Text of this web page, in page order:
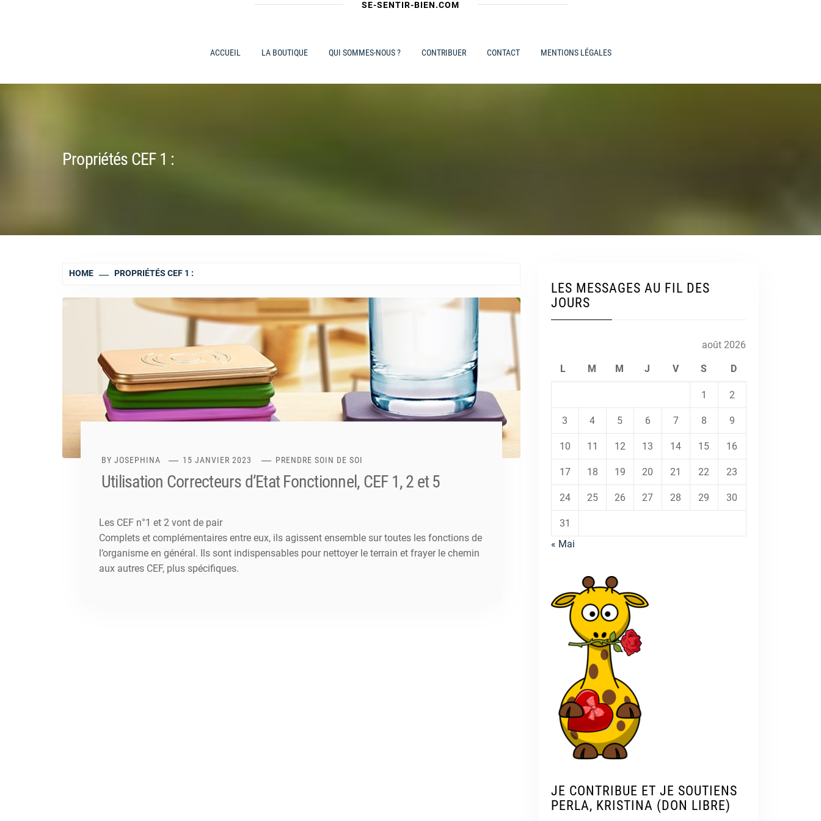
SE-SENTIR-BIEN.COM
ACCUEIL LA BOUTIQUE QUI SOMMES-NOUS ? CONTRIBUER CONTACT MENTIONS LÉGALES
Propriétés CEF 1 :
HOME PROPRIÉTÉS CEF 1 :
BY JOSEPHINA 15 JANVIER 2023 PRENDRE SOIN DE SOI
Utilisation Correcteurs d’Etat Fonctionnel, CEF 1, 2 et 5
Les CEF n°1 et 2 vont de pair
Complets et complémentaires entre eux, ils agissent ensemble sur toutes les fonctions de
l’organisme en général. Ils sont indispensables pour nettoyer le terrain et frayer le chemin
aux autres CEF, plus spécifiques.
LES MESSAGES AU FIL DES
JOURS
août 2026
L M M J V S D
1 2
3 4 5 6 7 8 9
10 11 12 13 14 15 16
17 18 19 20 21 22 23
24 25 26 27 28 29 30
31
« Mai
JE CONTRIBUE ET JE SOUTIENS
PERLA, KRISTINA (DON LIBRE)